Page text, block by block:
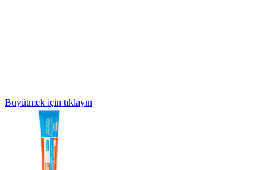
Büyütmek için tıklayın